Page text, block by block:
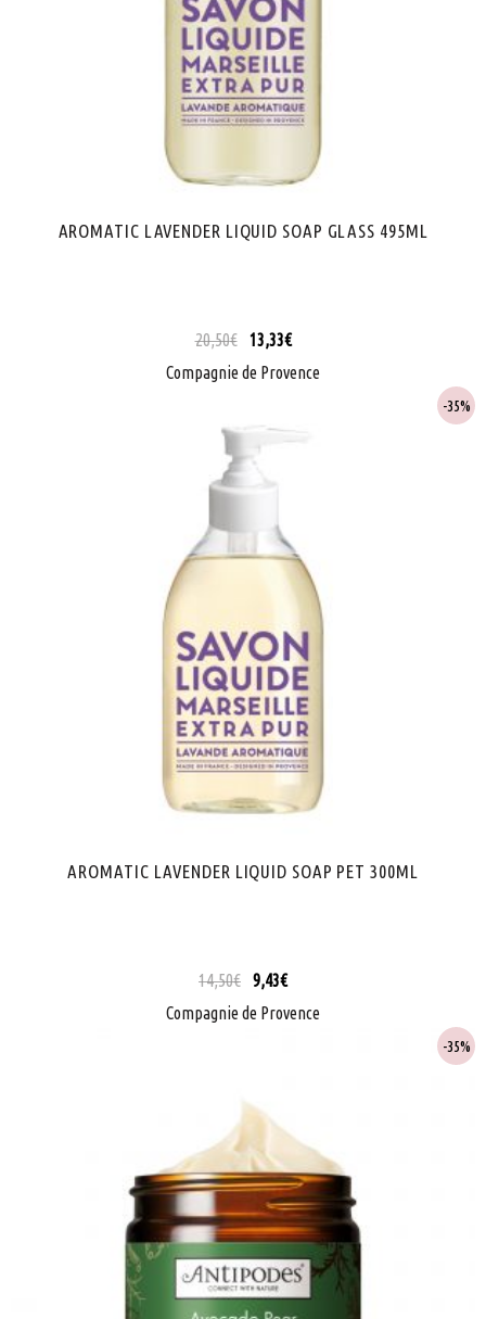
AROMATIC LAVENDER LIQUID SOAP GLASS 495ML
20,50€ 13,33€
Compagnie de Provence
35%
AROMATIC LAVENDER LIQUID SOAP PET 300ML
14,50€ 9,43€
Compagnie de Provence
35%